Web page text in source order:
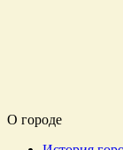
О городе